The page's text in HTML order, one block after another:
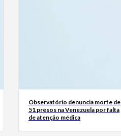
Observatório denuncia morte de
51 presos na Venezuela por falta
de atenção médica